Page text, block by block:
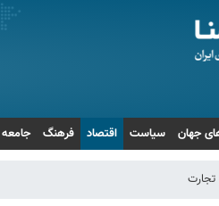
جهان سیاست اقتصاد فرهنگ جامعه
تجارت